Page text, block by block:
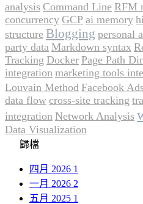
analysis Command Line RFM
concurrency GCP ai memory
structure Blogging personal
party data Markdown syntax
Tracking Docker Page Path
integration marketing tools
Louvain Method Facebook
data flow cross-site tracking
integration Network Analysis
Data Visualization
歸檔
四月 2026 1
一月 2026 2
五月 2025 1